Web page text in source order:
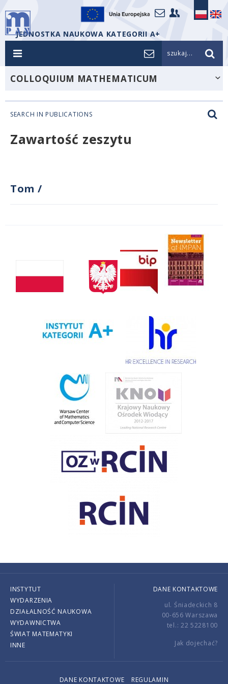
JEDNOSTKA NAUKOWA KATEGORII A+
szukaj...
COLLOQUIUM MATHEMATICUM
SEARCH IN PUBLICATIONS
Zawartość zeszytu
Tom /
INSTYTUT
WYDARZENIA
DZIAŁALNOŚĆ NAUKOWA
WYDAWNICTWA
ŚWIAT MATEMATYKI
INNE
DANE KONTAKTOWE
ul. Śniadeckich 8
00-656 Warszawa
tel.: 22 5228100
Jak dojechać?
DANE KONTAKTOWE REGULAMIN